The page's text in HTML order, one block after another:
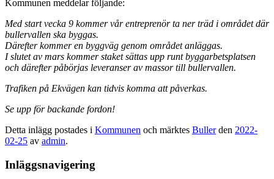
Kommunen meddelar följande:
Med start vecka 9 kommer vår entreprenör ta ner träd i området där
bullervallen ska byggas.
Därefter kommer en byggväg genom området anläggas.
I slutet av mars kommer staket sättas upp runt byggarbetsplatsen
och därefter påbörjas leveranser av massor till bullervallen.
Trafiken på Ekvägen kan tidvis komma att påverkas.
Se upp för backande fordon!
Detta inlägg postades i Kommunen och märktes Bullerden 2022-
02-25 av admin.
Inläggsnavigering